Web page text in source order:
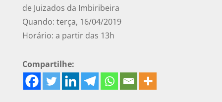
de Juizados da Imbiribeira
Quando: terça, 16/04/2019
Horário: a partir das 13h
Compartilhe: